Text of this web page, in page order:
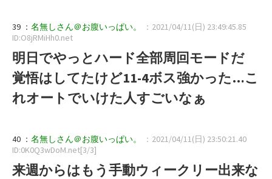
39 ： 名無しさん＠お腹いっぱい。
：2021/04/11(日) 23:49:45.85
ID:O8jRMiHh0.net
明日でやっとハード全部周回モードだ
覚悟はしてたけど11-4ボス強かった…こ
れオートでいけた人すごいなぁ
40 ： 名無しさん＠お腹いっぱい。
：2021/04/11(日) 23:50:21.40
ID:0K0Q3wDoM.net[3/3]
来週からはもう手動ウィークリー出来な